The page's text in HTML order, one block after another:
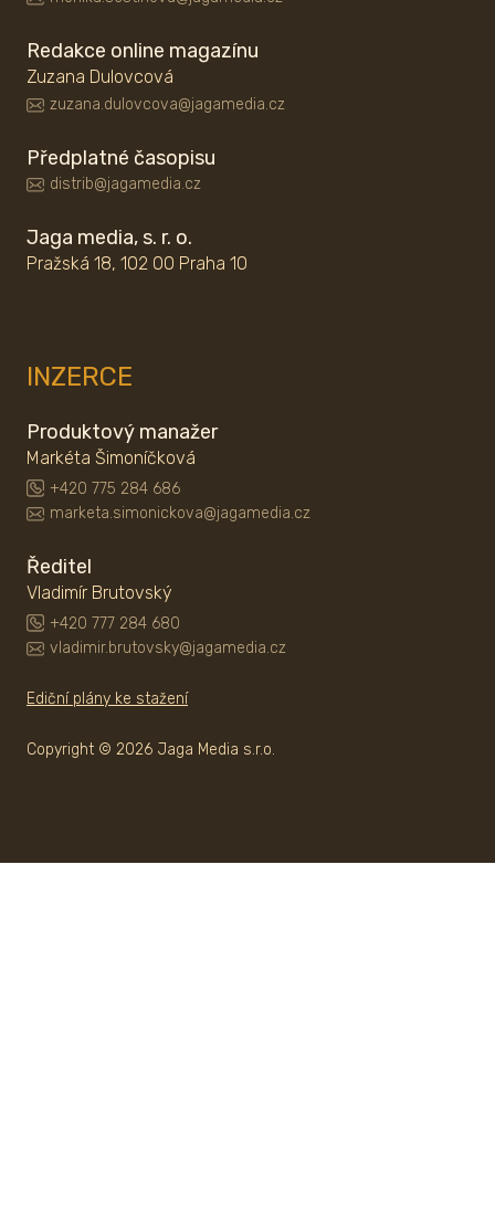
Redakce online magazínu
Zuzana Dulovcová
zuzana.dulovcova@jagamedia.cz
Předplatné časopisu
distrib@jagamedia.cz
Jaga media, s. r. o.
Pražská 18, 102 00 Praha 10
INZERCE
Produktový manažer
Markéta Šimoníčková
+420 775 284 686
marketa.simonickova@jagamedia.cz
Ředitel
Vladimír Brutovský
+420 777 284 680
vladimir.brutovsky@jagamedia.cz
Ediční plány ke stažení
Copyright © 2026 Jaga Media s.r.o.